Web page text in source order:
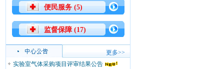
便民服务 (5)
监督保障 (17)
更多>>
实验室气体采购项目评审结果公告